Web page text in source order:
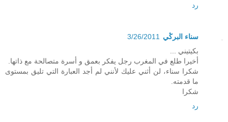
رد
سناء البرڭي
3/26/2011
بكيتيني ...
أخيرا طلع في المغرب رجل يفكر بعمق و أسرة متصالحة مع ذاتها.
شكرا سناء، لن أثني عليك لأنني لم أجد العبارة التي تليق بمستوى
ما قدمته.
شكرا
رد